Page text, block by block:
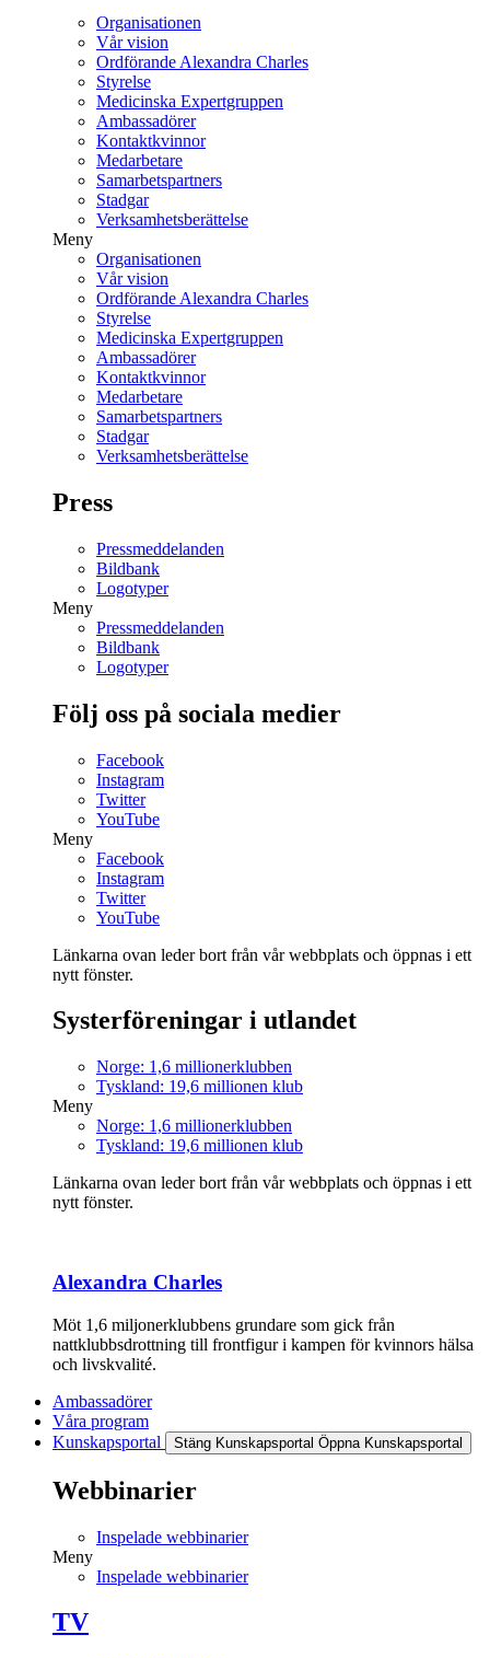
Organisationen
Vår vision
Ordförande Alexandra Charles
Styrelse
Medicinska Expertgruppen
Ambassadörer
Kontaktkvinnor
Medarbetare
Samarbetspartners
Stadgar
Verksamhetsberättelse
Meny
Organisationen
Vår vision
Ordförande Alexandra Charles
Styrelse
Medicinska Expertgruppen
Ambassadörer
Kontaktkvinnor
Medarbetare
Samarbetspartners
Stadgar
Verksamhetsberättelse
Press
Pressmeddelanden
Bildbank
Logotyper
Meny
Pressmeddelanden
Bildbank
Logotyper
Följ oss på sociala medier
Facebook
Instagram
Twitter
YouTube
Meny
Facebook
Instagram
Twitter
YouTube
Länkarna ovan leder bort från vår webbplats och öppnas i ett
nytt fönster.
Systerföreningar i utlandet
Norge: 1,6 millionerklubben
Tyskland: 19,6 millionen klub
Meny
Norge: 1,6 millionerklubben
Tyskland: 19,6 millionen klub
Länkarna ovan leder bort från vår webbplats och öppnas i ett
nytt fönster.
Alexandra Charles
Möt 1,6 miljonerklubbens grundare som gick från
nattklubbsdrottning till frontfigur i kampen för kvinnors hälsa
och livskvalité.
Ambassadörer
Våra program
Kunskapsportal
Stäng Kunskapsportal Öppna Kunskapsportal
Webbinarier
Inspelade webbinarier
Meny
Inspelade webbinarier
TV